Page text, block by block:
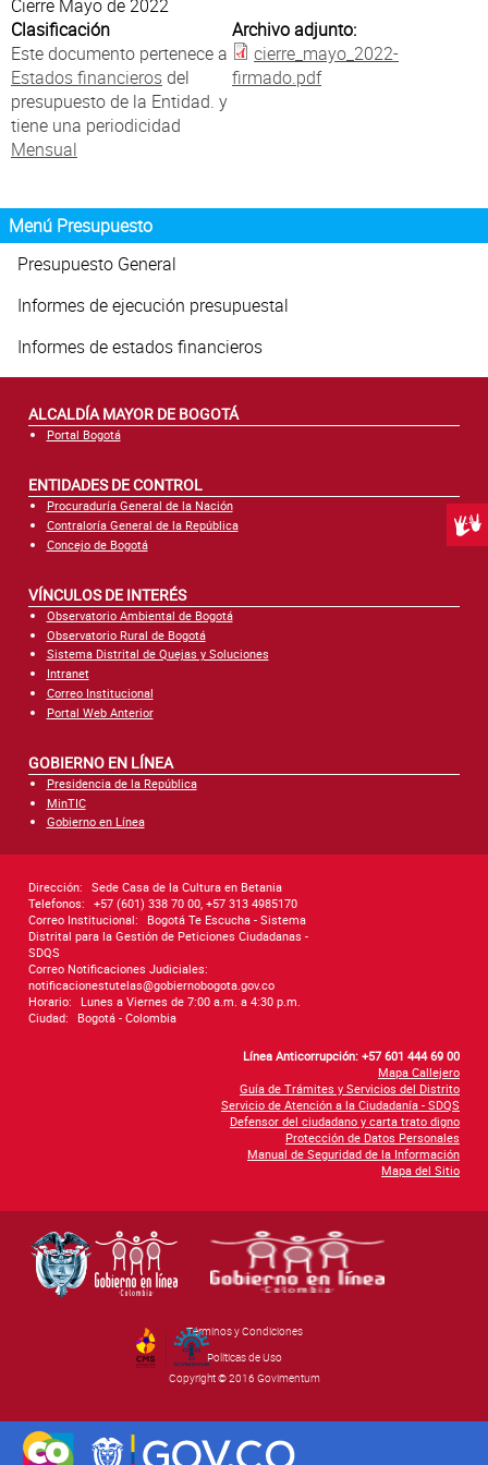
Cierre Mayo de 2022
Clasificación
Este documento pertenece a
Estados financierosdel
presupuesto de la Entidad. y
tiene una periodicidad
Mensual
Archivo adjunto:
cierre_mayo_2022-
firmado.pdf
Menú Presupuesto
Presupuesto General
Informes de ejecución presupuestal
Informes de estados financieros
ALCALDÍA MAYOR DE BOGOTÁ
Portal Bogotá
ENTIDADES DE CONTROL
Procuraduría General de la Nación
Contraloría General de la República
Concejo de Bogotá
VÍNCULOS DE INTERÉS
Observatorio Ambiental de Bogotá
Observatorio Rural de Bogotá
Sistema Distrital de Quejas y Soluciones
Intranet
Correo Institucional
Portal Web Anterior
GOBIERNO EN LÍNEA
Presidencia de la República
MinTIC
Gobierno en Línea
Dirección: Sede Casa de la Cultura en Betania
Telefonos: +57 (601) 338 70 00, +57 313 4985170
Correo Institucional:
Bogotá Te Escucha - Sistema
Distrital para la Gestión de Peticiones Ciudadanas -
SDQS
Correo Notificaciones Judiciales:
notificacionestutelas@gobiernobogota.gov.co
Horario:
Lunes a Viernes de 7:00 a.m. a 4:30 p.m.
Ciudad:
Bogotá - Colombia
Línea Anticorrupción: +57 601 444 69 00
Mapa Callejero
Guía de Trámites y Servicios del Distrito
Servicio de Atención a la Ciudadanía - SDQS
Defensor del ciudadano y carta trato digno
Protección de Datos Personales
Manual de Seguridad de la Información
Mapa del Sitio
Términos y Condiciones
Políticas de Uso
Copyright © 2016 Govimentum
By Govimentum